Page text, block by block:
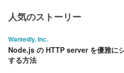
人気のストーリー
Wantedly, Inc.
Node.js の HTTP server を優雅に
する方法